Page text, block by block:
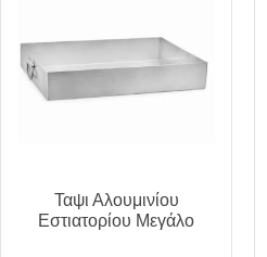
Ταψι Αλουμινίου
Εστιατορίου Μεγάλο